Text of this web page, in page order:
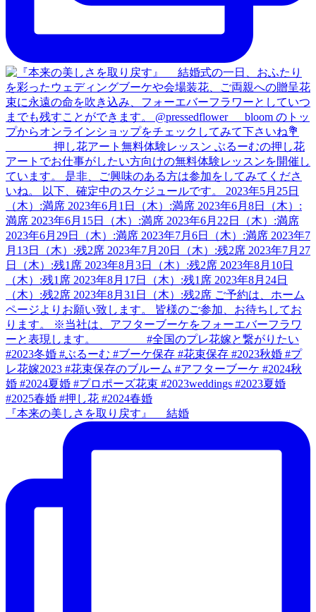
『本来の美しさを取り戻す』 結婚